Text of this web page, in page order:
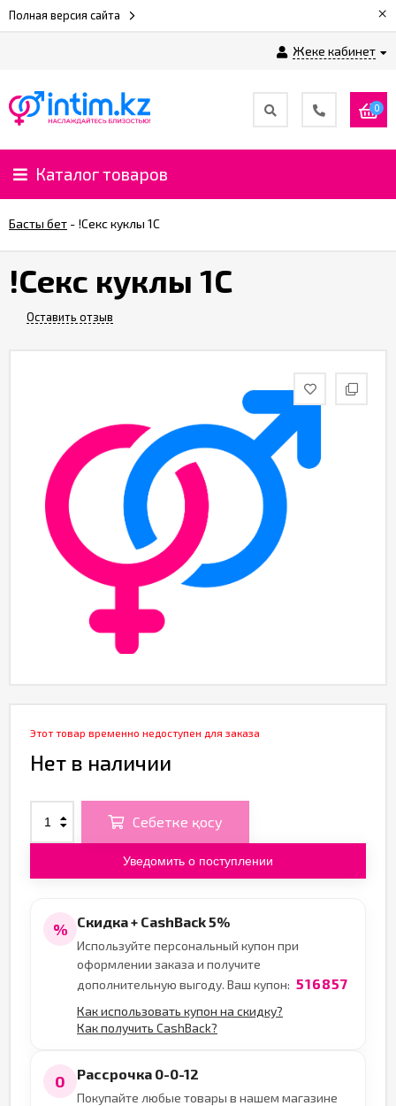
Полная версия сайта ×
Жеке кабинет
0
Каталог товаров
Басты бет - !Секс куклы 1С
!Секс куклы 1С
Оставить отзыв
Этот товар временно недоступен для заказа
Нет в наличии
Себетке қосу
Уведомить о поступлении
% Скидка + CashBack 5%
Используйте персональный купон при
оформлении заказа и получите
дополнительную выгоду. Ваш купон: 516857
Как использовать купон на скидку?
Как получить CashBack?
0 Рассрочка 0-0-12
Покупайте любые товары в нашем магазине